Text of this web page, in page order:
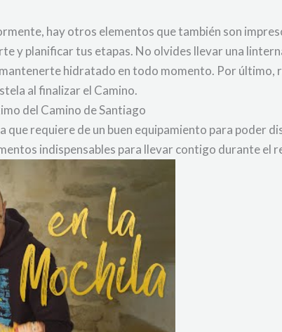
hay otros elementos que también son
y planificar tus etapas. No olvides llevar una
hidratado en todo momento. Por último,
al finalizar el Camino.
del Camino de Santiago
que requiere de un buen equipamiento para poder
indispensables para llevar contigo durante el